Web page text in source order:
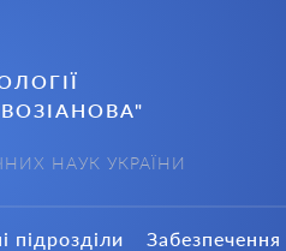
НАУК УКРАЇНИ
підрозділи Забезпечення